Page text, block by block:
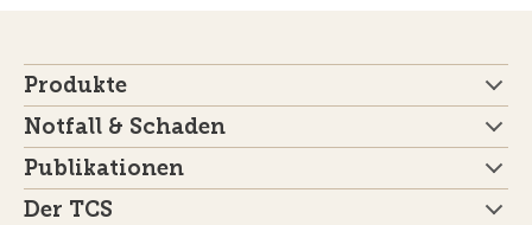
Produkte
Notfall & Schaden
Publikationen
Der TCS